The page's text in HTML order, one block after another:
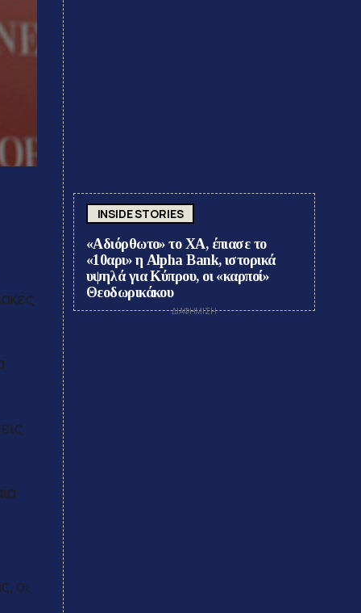
οι
INSIDE STORIES
«Αδιόρθωτο» το ΧΑ, έπιασε το
«10αρι» η Alpha Bank, ιστορικά
υψηλά για Κύπρου, οι «καρποί»
Θεοδωρικάκου